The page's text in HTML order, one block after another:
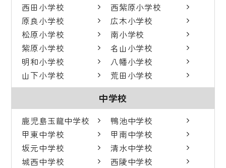
西田小学校
西紫原小学校
原良小学校
広木小学校
松原小学校
南小学校
紫原小学校
名山小学校
明和小学校
八幡小学校
山下小学校
荒田小学校
中学校
鹿児島玉龍中学校
鴨池中学校
甲東中学校
甲南中学校
坂元中学校
清水中学校
城西中学校
西陵中学校